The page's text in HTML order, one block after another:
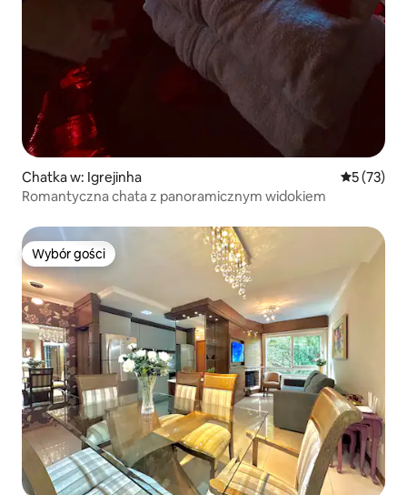
Chatka w: Igrejinha Średnia
5 (73)
Romantyczna chata z panoramicznym widokiem
Wybór gości
Wybór gości